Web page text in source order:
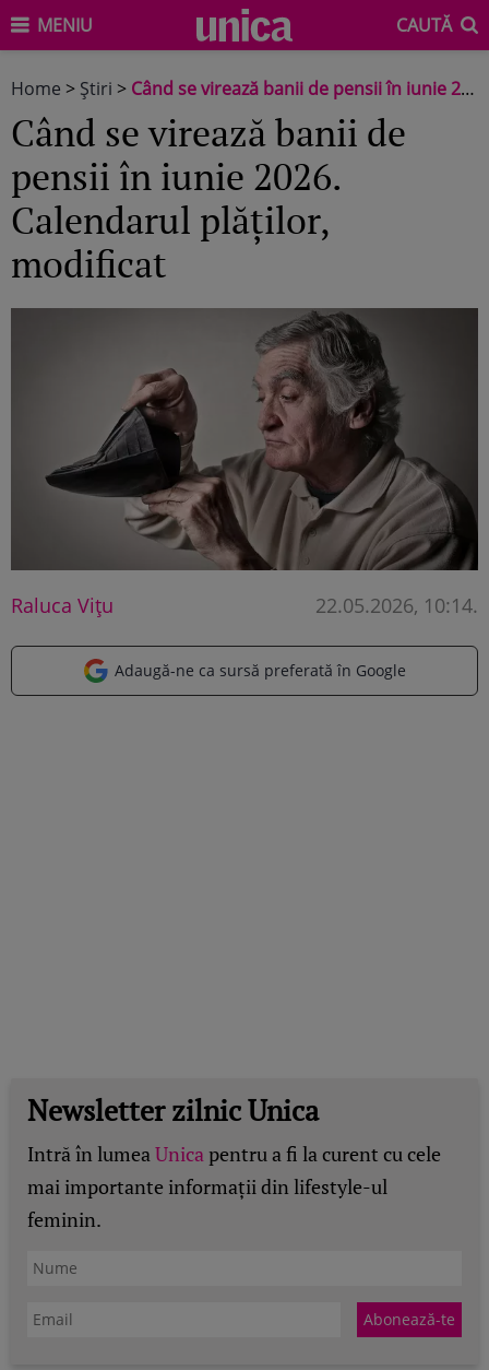
MENIU CAUTĂ
Home > Știri > Când se virează banii de pensii în iunie 2026. Calendarul plăților, modificat
Când se virează banii de
pensii în iunie 2026.
Calendarul plăților,
modificat
Raluca Vițu 22.05.2026, 10:14.
Adaugă-ne ca sursă preferată în Google
Newsletter zilnic Unica
Intră în lumeaUnicapentru a fi la curent cu cele
mai importante informații din lifestyle-ul
feminin.